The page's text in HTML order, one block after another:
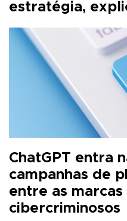
estratégia,
ChatGPT entra
campanhas de
entre as
cibercriminosos